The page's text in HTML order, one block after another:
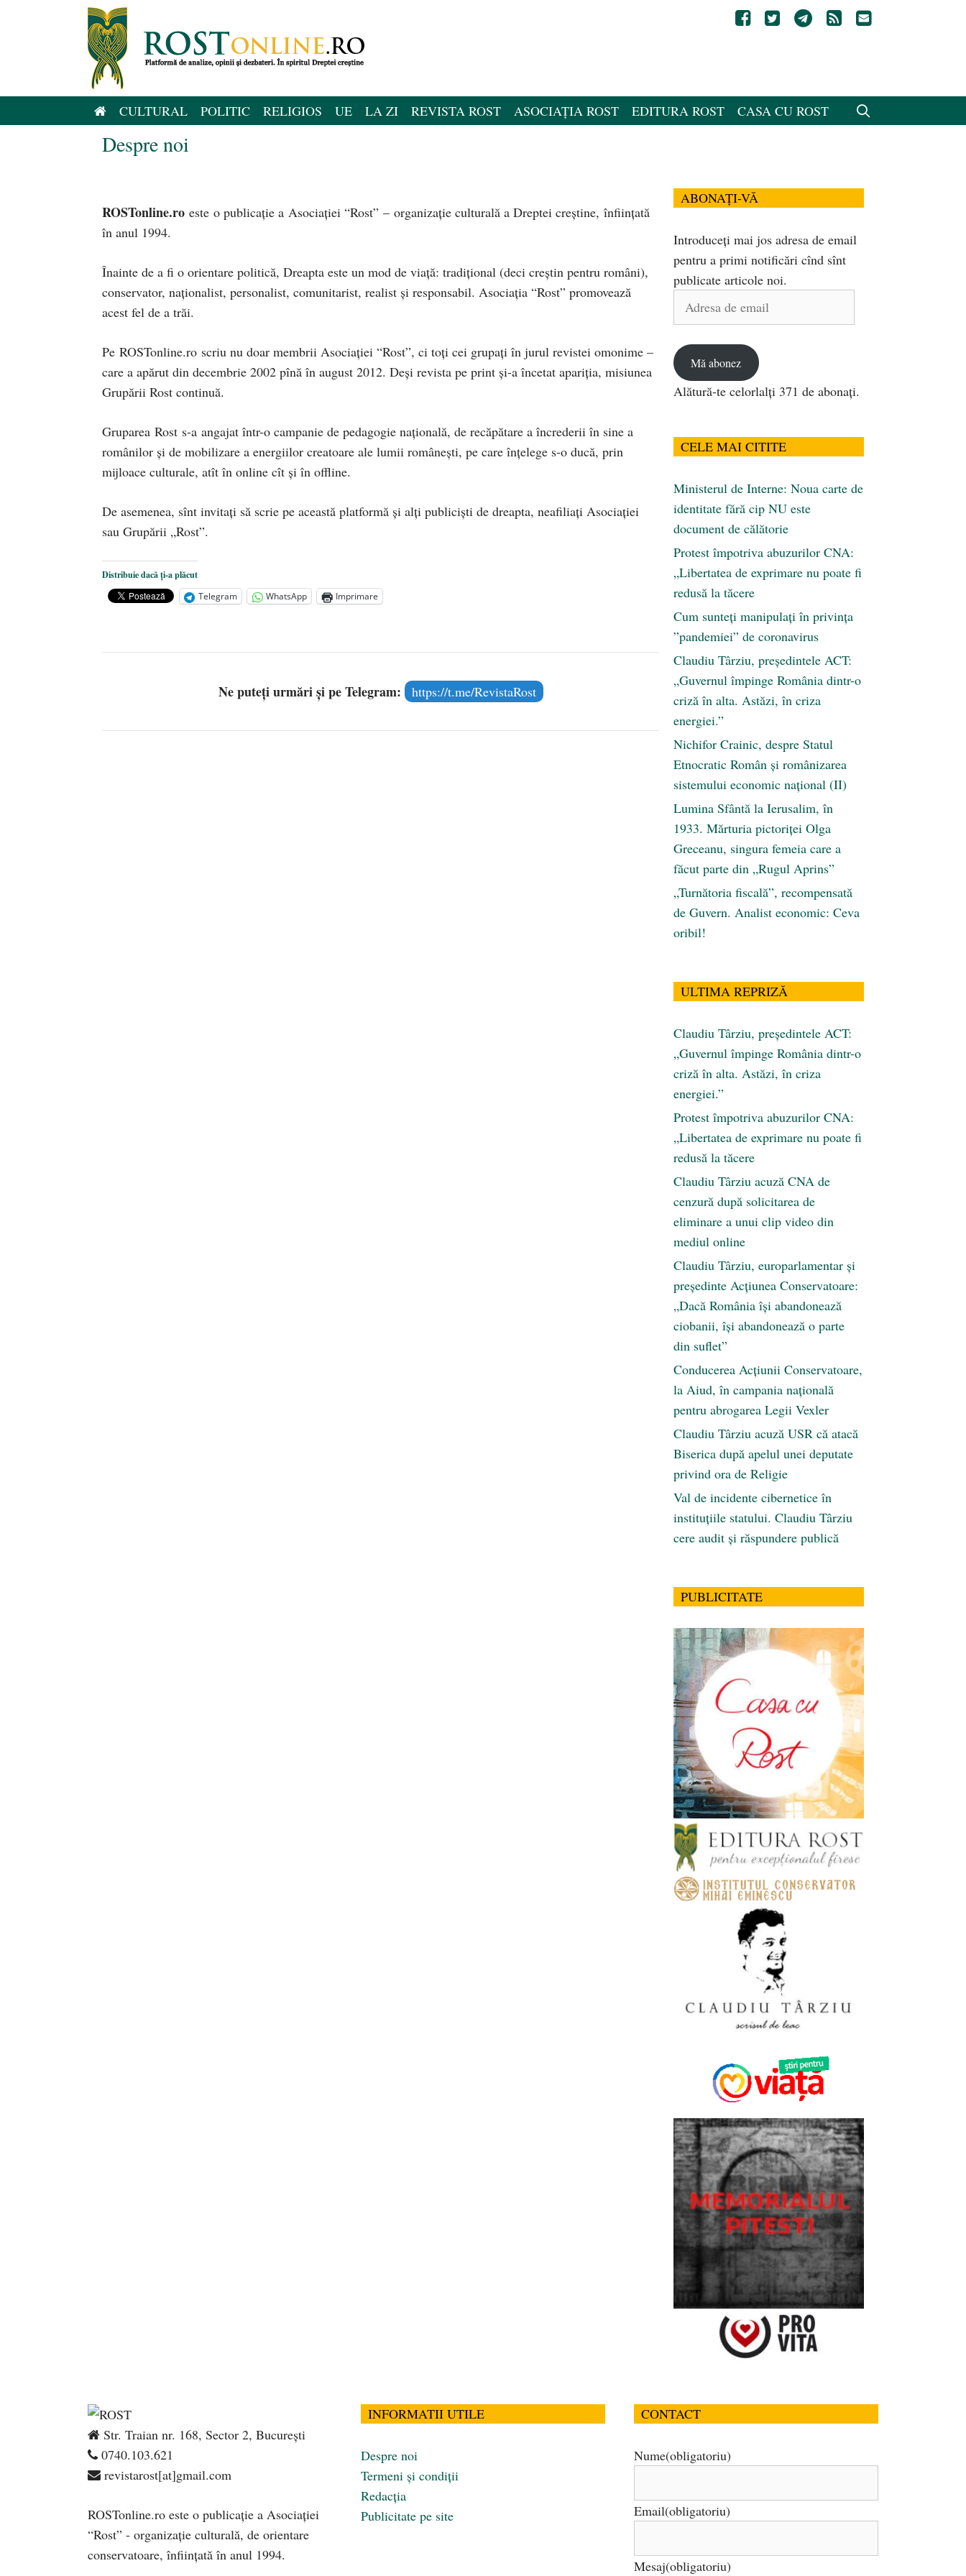
CULTURAL POLITIC RELIGIOS UE LA ZI REVISTA ROST ASOCIAȚIA ROST EDITURA ROST CASA CU ROST
Despre noi
ROSTonline.ro este o publicaţie a Asociaţiei “Rost” – organizaţie culturală a Dreptei creştine, înfiinţată
în anul 1994.
Înainte de a fi o orientare politică, Dreapta este un mod de viaţă: tradiţional (deci creştin pentru români),
conservator, naţionalist, personalist, comunitarist, realist şi responsabil. Asociaţia “Rost” promovează
acest fel de a trăi.
Pe ROSTonline.ro scriu nu doar membrii Asociaţiei “Rost”, ci toţi cei grupaţi în jurul revistei omonime –
care a apărut din decembrie 2002 pînă în august 2012. Deşi revista pe print şi-a încetat apariţia, misiunea
Grupării Rost continuă.
Gruparea Rost s-a angajat într-o campanie de pedagogie naţională, de recăpătare a încrederii în sine a
românilor şi de mobilizare a energiilor creatoare ale lumii româneşti, pe care înţelege s-o ducă, prin
mijloace culturale, atît în online cît şi în offline.
De asemenea, sînt invitaţi să scrie pe această platformă şi alţi publicişti de dreapta, neafiliaţi Asociaţiei
sau Grupării „Rost”.
Distribuie dacă ți-a plăcut
Telegram
WhatsApp Imprimare
Ne puteți urmări și pe Telegram: https://t.me/RevistaRost
ABONAȚI-VĂ
Introduceți mai jos adresa de email
pentru a primi notificări cînd sînt
publicate articole noi.
Adresa
Mă abonez
Alătură-te celorlalți 371 de abonați.
CELE MAI CITITE
Ministerul de Interne: Noua carte de
identitate fără cip NU este
document de călătorie
Protest împotriva abuzurilor CNA:
„Libertatea de exprimare nu poate fi
redusă la tăcere
Cum sunteți manipulați în privința
”pandemiei” de coronavirus
Claudiu Târziu, președintele ACT:
„Guvernul împinge România dintr-o
criză în alta. Astăzi, în criza
energiei.”
Nichifor Crainic, despre Statul
Etnocratic Român şi românizarea
sistemului economic naţional (II)
Lumina Sfântă la Ierusalim, în
1933. Mărturia pictoriței Olga
Greceanu, singura femeia care a
făcut parte din „Rugul Aprins”
„Turnătoria fiscală”, recompensată
de Guvern. Analist economic: Ceva
oribil!
ULTIMA REPRIZĂ
Claudiu Târziu, președintele ACT:
„Guvernul împinge România dintr-o
criză în alta. Astăzi, în criza
energiei.”
Protest împotriva abuzurilor CNA:
„Libertatea de exprimare nu poate fi
redusă la tăcere
Claudiu Târziu acuză CNA de
cenzură după solicitarea de
eliminare a unui clip video din
mediul online
Claudiu Târziu, europarlamentar și
președinte Acțiunea Conservatoare:
„Dacă România își abandonează
ciobanii, își abandonează o parte
din suflet”
Conducerea Acțiunii Conservatoare,
la Aiud, în campania națională
pentru abrogarea Legii Vexler
Claudiu Târziu acuză USR că atacă
Biserica după apelul unei deputate
privind ora de Religie
Val de incidente cibernetice în
instituțiile statului. Claudiu Târziu
cere audit și răspundere publică
PUBLICITATE
Str. Traian nr. 168, Sector 2, București
0740.103.621
revistarost[at]gmail.com
ROSTonline.ro este o publicaţie a Asociaţiei
“Rost” - organizaţie culturală, de orientare
conservatoare, înfiinţată în anul 1994.
INFORMATII UTILE
Despre noi
Termeni și condiții
Redacția
Publicitate pe site
CONTACT
Nume(obligatoriu)
Email(obligatoriu)
Mesaj(obligatoriu)